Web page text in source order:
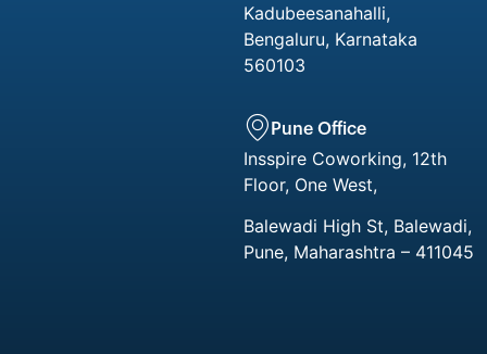
Kadubeesanahalli,
Bengaluru, Karnataka
560103
Pune Office
Insspire Coworking, 12th
Floor, One West,
Balewadi High St, Balewadi,
Pune, Maharashtra – 411045